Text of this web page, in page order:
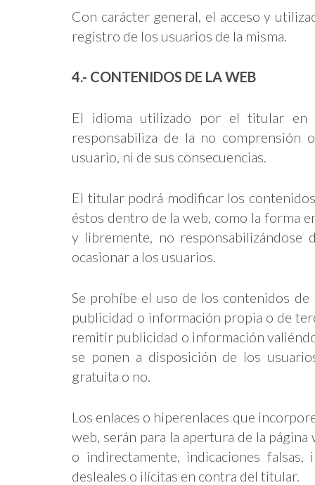
Con carácter general, el acceso y
registro de los usuarios de la misma.
4.- CONTENIDOS DE LA WEB
El idioma utilizado por el titular
responsabiliza de la no
usuario, ni de sus consecuencias.
El titular podrá modificar los
éstos dentro de la web, como la forma
y libremente, no responsabilizándose
ocasionar a los usuarios.
Se prohíbe el uso de los contenidos
publicidad o información propia o de
remitir publicidad o información
se ponen a disposición de los
gratuita o no.
Los enlaces o hiperenlaces que
web, serán para la apertura de la
o indirectamente, indicaciones
desleales o ilícitas en contra del titular.